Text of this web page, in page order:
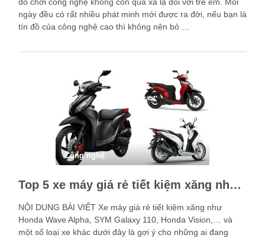
ngày đều có rất nhiều phát minh mới được ra đời, nếu bạn là
tín đồ của công nghệ cao thì không nên bỏ …
Công nghệ
Top 5 xe máy giá rẻ tiết kiệm xăng nhất trên thị trường
NỘI DUNG BÀI VIẾT Xe máy giá rẻ tiết kiệm xăng như
Honda Wave Alpha, SYM Galaxy 110, Honda Vision,… và
một số loại xe khác dưới đây là gợi ý cho những ai đang